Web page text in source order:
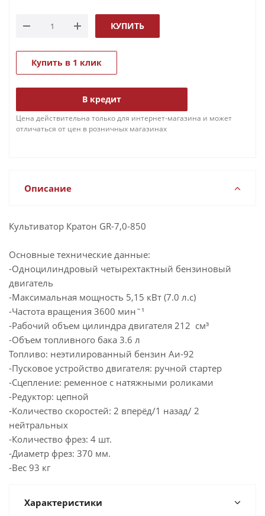
КУПИТЬ
Купить в 1 клик
В кредит
Цена действительна только для интернет-магазина и может
отличаться от цен в розничных магазинах
Описание
Культиватор Кратон GR-7,0-850
Основные технические данные:
-Одноцилиндровый четырехтактный бензиновый
двигатель
-Максимальная мощность 5,15 кВт (7.0 л.с)
-Частота вращения 3600 минˉ¹
-Рабочий объем цилиндра двигателя 212 cм³
-Объем топливного бака 3.6 л
Топливо: неэтилированный бензин Аи-92
-Пусковое устройство двигателя: ручной стартер
-Сцепление: ременное с натяжными роликами
-Редуктор: цепной
-Количество скоростей: 2 вперёд/1 назад/ 2
нейтральных
-Количество фрез: 4 шт.
-Диаметр фрез: 370 мм.
-Вес 93 кг
Характеристики